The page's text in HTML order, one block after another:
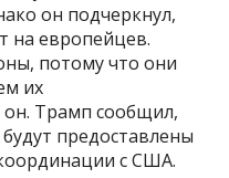
он подчеркнул,
на европейцев.
потому что они
их
Трамп сообщил,
предоставлены
с США.